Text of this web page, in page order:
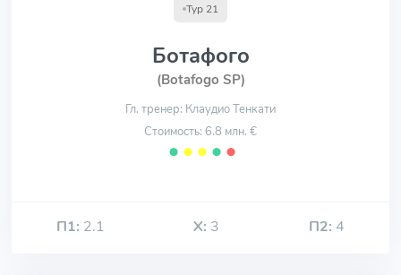
Тур 21
Ботафого
(Botafogo SP)
Гл. тренер: Клаудио Тенкати
Стоимость: 6.8 млн. €
⬤ ⬤ ⬤ ⬤ ⬤
П1: 2.1 Х: 3 П2: 4